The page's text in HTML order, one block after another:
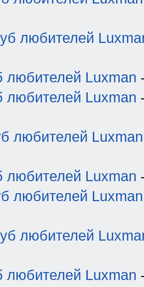
любителей
любителей Luxman
любителей Luxman
любителей Luxman
любителей Luxman
любителей Luxman
любителей
любителей Luxman